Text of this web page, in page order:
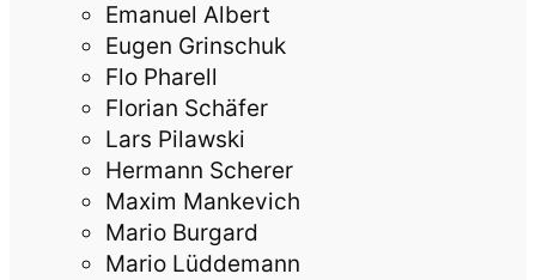
Emanuel Albert
Eugen Grinschuk
Flo Pharell
Florian Schäfer
Lars Pilawski
Hermann Scherer
Maxim Mankevich
Mario Burgard
Mario Lüddemann